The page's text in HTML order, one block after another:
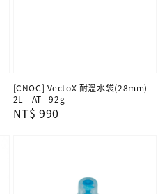
[CNOC] VectoX 耐溫水袋(28mm)
2L - AT | 92g
Regular
NT$ 990